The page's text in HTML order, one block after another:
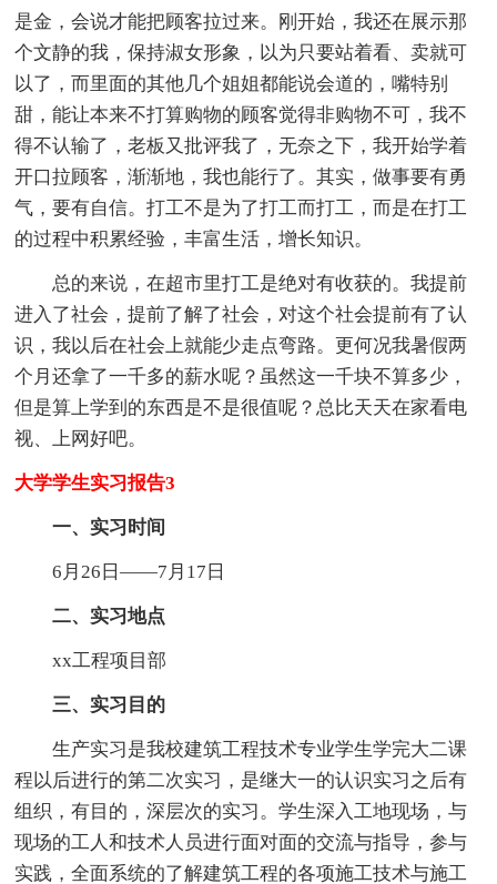
是金，会说才能把顾客拉过来。刚开始，我还在展示那
个文静的我，保持淑女形象，以为只要站着看、卖就可
以了，而里面的其他几个姐姐都能说会道的，嘴特别
甜，能让本来不打算购物的顾客觉得非购物不可，我不
得不认输了，老板又批评我了，无奈之下，我开始学着
开口拉顾客，渐渐地，我也能行了。其实，做事要有勇
气，要有自信。打工不是为了打工而打工，而是在打工
的过程中积累经验，丰富生活，增长知识。
总的来说，在超市里打工是绝对有收获的。我提前
进入了社会，提前了解了社会，对这个社会提前有了认
识，我以后在社会上就能少走点弯路。更何况我暑假两
个月还拿了一千多的薪水呢？虽然这一千块不算多少，
但是算上学到的东西是不是很值呢？总比天天在家看电
视、上网好吧。
大学学生实习报告3
一、实习时间
6月26日——7月17日
二、实习地点
xx工程项目部
三、实习目的
生产实习是我校建筑工程技术专业学生学完大二课
程以后进行的第二次实习，是继大一的认识实习之后有
组织，有目的，深层次的实习。学生深入工地现场，与
现场的工人和技术人员进行面对面的交流与指导，参与
实践，全面系统的了解建筑工程的各项施工技术与施工